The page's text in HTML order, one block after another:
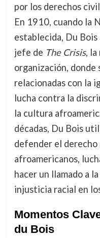
por los derechos
En 1910, cuando la
establecida, Du
jefe de The Crisis, la
organización, donde
relacionadas con la
lucha contra la
la cultura
décadas, Du Bois
defender el derecho
afroamericanos,
hacer un llamado a
injusticia racial en
Momentos
du Bois